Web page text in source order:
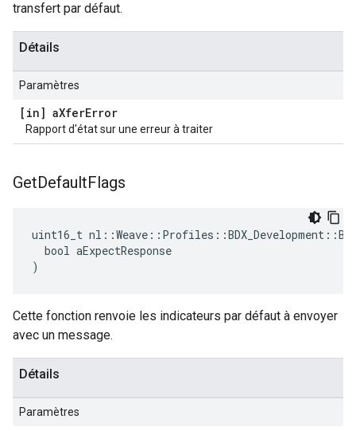
transfert par défaut.
Détails
Paramètres
[in] aXferError
Rapport d'état sur une erreur à traiter
GetDefaultFlags
uint16_t
  bool aExpectResponse
)
Cette fonction renvoie les indicateurs par défaut à envoyer
avec un message.
Détails
Paramètres